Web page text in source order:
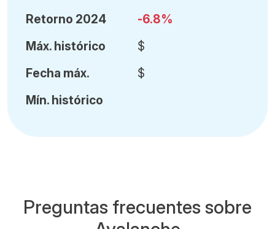
Retorno 2024
Máx. histórico
Fecha máx.
Mín. histórico
-6.8%
$
$
Preguntas frecuentes sobre